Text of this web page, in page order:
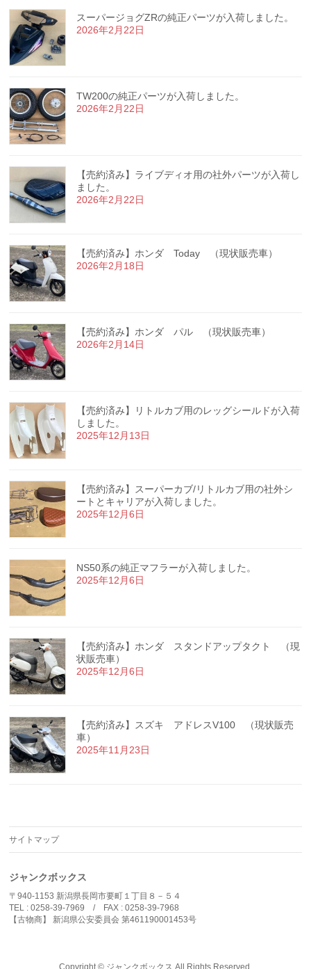
スーパージョグZRの純正パーツが入荷しました。
2026年2月22日
TW200の純正パーツが入荷しました。
2026年2月22日
【売約済み】ライブディオ用の社外パーツが入荷し
ました。
2026年2月22日
【売約済み】ホンダ Today （現状販売車）
2026年2月18日
【売約済み】ホンダ パル （現状販売車）
2026年2月14日
【売約済み】リトルカブ用のレッグシールドが入荷
しました。
2025年12月13日
【売約済み】スーパーカブ/リトルカブ用の社外シ
ートとキャリアが入荷しました。
2025年12月6日
NS50系の純正マフラーが入荷しました。
2025年12月6日
【売約済み】ホンダ スタンドアップタクト （現
状販売車）
2025年12月6日
【売約済み】スズキ アドレスV100 （現状販売
車）
2025年11月23日
サイトマップ
ジャンクボックス
〒940-1153 新潟県長岡市要町１丁目８－５４
TEL : 0258-39-7969 / FAX : 0258-39-7968
【古物商】 新潟県公安委員会 第461190001453号
Copyright © ジャンクボックス All Rights Reserved.